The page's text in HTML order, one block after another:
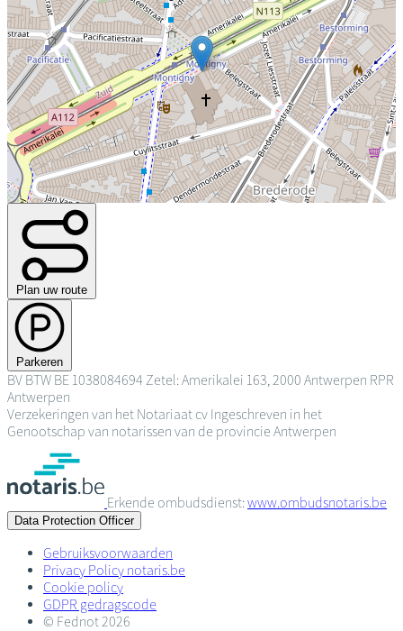
Plan uw route
Parkeren
BV BTW BE 1038084694 Zetel: Amerikalei 163, 2000 Antwerpen RPR
Antwerpen
Verzekeringen van het Notariaat cv Ingeschreven in het
Genootschap van notarissen van de provincie Antwerpen
Erkende ombudsdienst:www.ombudsnotaris.be
Data Protection Officer
Gebruiksvoorwaarden
Privacy Policy notaris.be
Cookie policy
GDPR gedragscode
© Fednot 2026